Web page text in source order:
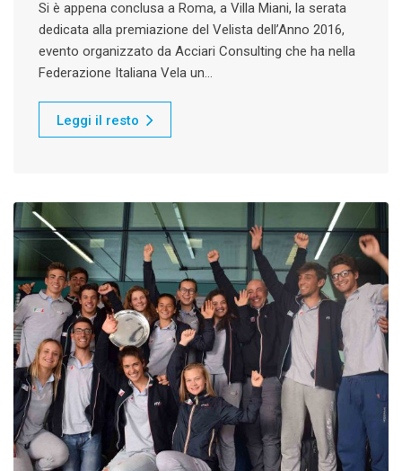
Si è appena conclusa a Roma, a Villa Miani, la serata
dedicata alla premiazione del Velista dell’Anno 2016,
evento organizzato da Acciari Consulting che ha nella
Federazione Italiana Vela un…
Leggi il resto